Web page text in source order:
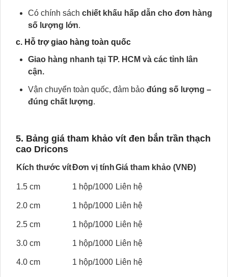
Có chính sách chiết khấu hấp dẫn cho đơn hàng
số lượng lớn.
c. Hỗ trợ giao hàng toàn quốc
Giao hàng nhanh tại TP. HCM và các tỉnh lân
cận.
Vận chuyển toàn quốc, đảm bảo đúng số lượng –
đúng chất lượng.
5. Bảng giá tham khảo vít đen bắn trần thạch
cao Dricons
Kích thước vítĐơn vị tínhGiá tham khảo (VNĐ)
1.5 cm 1 hộp/1000 Liên hệ
2.0 cm 1 hộp/1000 Liên hệ
2.5 cm 1 hộp/1000 Liên hệ
3.0 cm 1 hộp/1000 Liên hệ
4.0 cm 1 hộp/1000 Liên hệ